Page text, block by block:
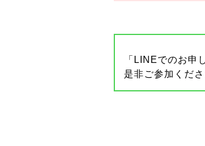
「LINEでのお申
是非ご参加くださ